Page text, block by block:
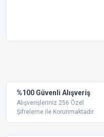
Ürün resmi kalitesiz,
Ürün açıklamasında
%100 Güvenli Alışveriş
Alışverişleriniz 256 Özel
Şifreleme ile Korunmaktadır.